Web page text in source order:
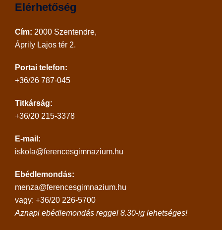
Elérhetőség
Cím: 2000 Szentendre,
Áprily Lajos tér 2.
Portai telefon:
+36/26 787-045
Titkárság:
+36/20 215-3378
E-mail:
iskola@ferencesgimnazium.hu
Ebédlemondás:
menza@ferencesgimnazium.hu
vagy: +36/20 226-5700
Aznapi ebédlemondás reggel 8.30-ig lehetséges!